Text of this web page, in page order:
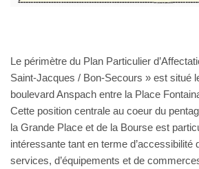
Le périmètre du Plan Particulier
Saint-Jacques / Bon-Secours » est situé
boulevard Anspach entre la Place
Cette position centrale au coeur du
la Grande Place et de la Bourse est
intéressante tant en terme d’accessibilité
services, d’équipements et de